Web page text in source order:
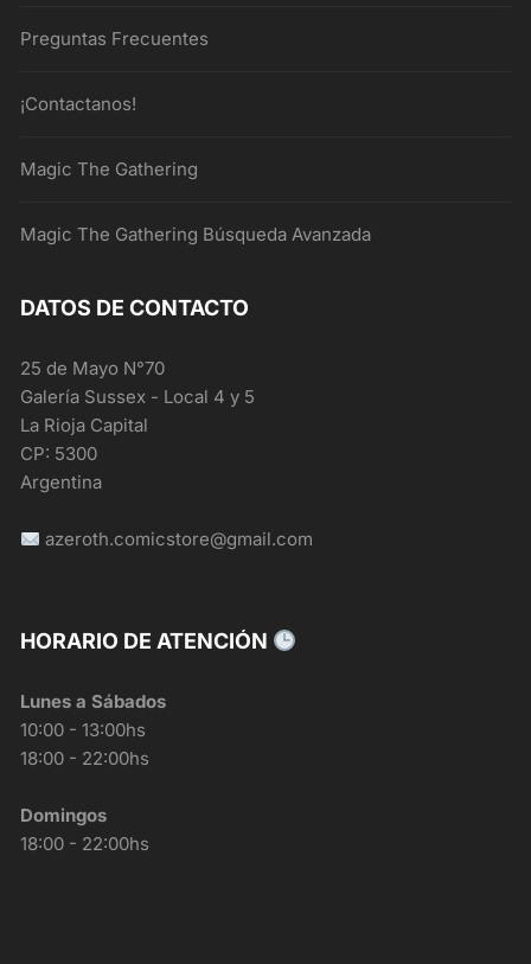
Preguntas Frecuentes
¡Contactanos!
Magic The Gathering
Magic The Gathering Búsqueda Avanzada
DATOS DE CONTACTO
25 de Mayo N°70
Galería Sussex - Local 4 y 5
La Rioja Capital
CP: 5300
Argentina
azeroth.comicstore@gmail.com
HORARIO DE ATENCIÓN
Lunes a Sábados
10:00 - 13:00hs
18:00 - 22:00hs
Domingos
18:00 - 22:00hs